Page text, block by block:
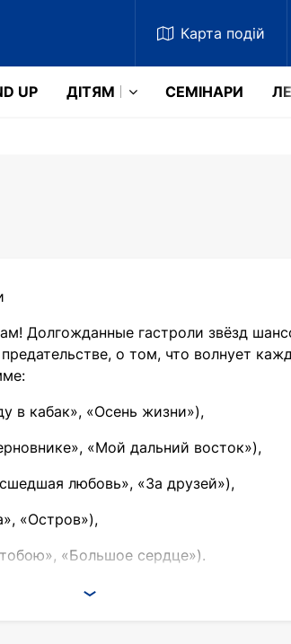
Карта подій
UP ДІТЯМ СЕМІНАРИ
Долгожданные гастроли звёзд
о том, что волнует
в кабак», «Осень жизни»),
«Мой дальний восток»),
любовь», «За друзей»),
«Остров»),
«Большое сердце»).